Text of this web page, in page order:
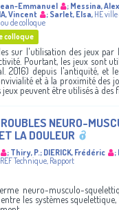
Emmanuel ; Messina,
Vincent ; Sarlet, Elsa, HE
de colloque
colloque
sur l'utilisation des jeux par
Pourtant, les jeux sont
2016) depuis l'antiquité, et
et à la proximité des
peuvent être utilisés à des
NEURO-
LA DOULEUR
; Thiry, P.; DIERICK, Frédéric ;
Technique, Rapport
neuro-musculo-
les systèmes